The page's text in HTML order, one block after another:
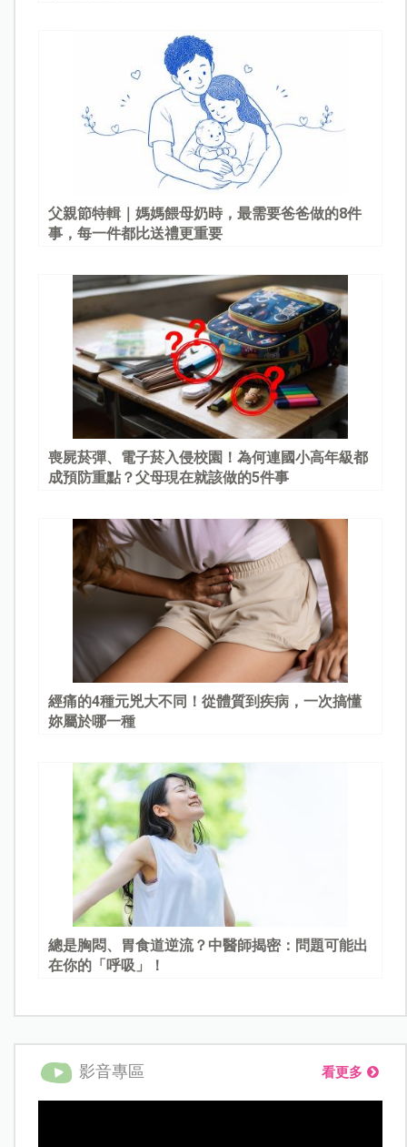
父親節特輯｜媽媽餵母奶時，最需要爸爸做的8件
事，每一件都比送禮更重要
喪屍菸彈、電子菸入侵校園！為何連國小高年級都
成預防重點？父母現在就該做的5件事
經痛的4種元兇大不同！從體質到疾病，一次搞懂
妳屬於哪一種
總是胸悶、胃食道逆流？中醫師揭密：問題可能出
在你的「呼吸」！
影音專區 看更多